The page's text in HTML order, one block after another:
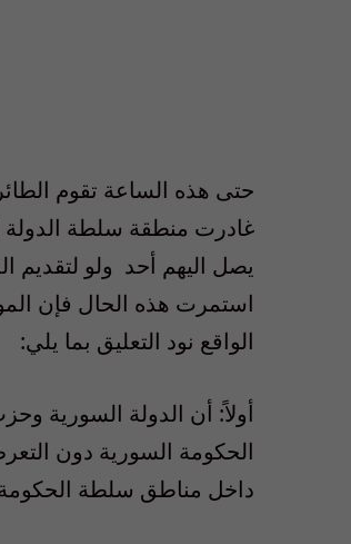
حتى هذه الساعة تقوم
غادرت منطقة سلطة
يصل اليهم أحد ولو لتقديم
استمرت هذه الحال فإن
الواقع نود التعليق بما يلي:
أولاً: أن الدولة السورية
الحكومة السورية دون
داخل مناطق سلطة الحكومة،